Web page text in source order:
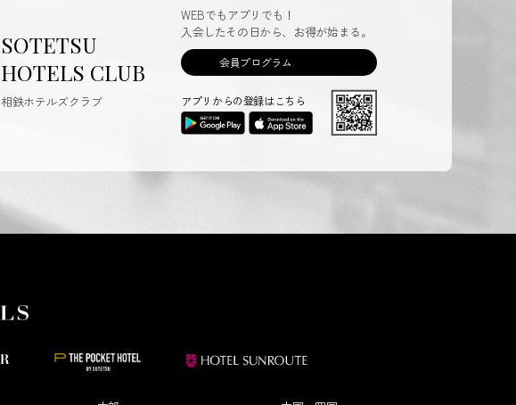
SOTETSU
HOTELS CLUB
相鉄ホテルズクラブ
WEBでもアプリでも！
入会したその日から、お得が始まる。
会員プログラム
アプリからの登録はこちら